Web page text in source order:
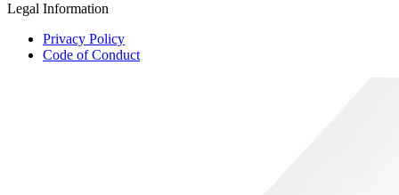
Legal Information
Privacy Policy
Code of Conduct